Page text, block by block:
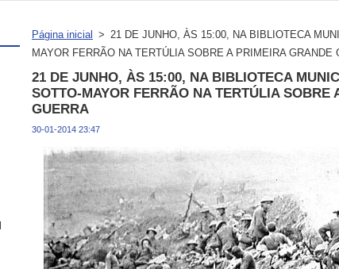
Página inicial > 21 DE JUNHO, ÀS 15:00, NA BIBLIOTECA
MAYOR FERRÃO NA TERTÚLIA SOBRE A PRIMEIRA GRANDE
21 DE JUNHO, ÀS 15:00, NA BIBLIOTECA
SOTTO-MAYOR FERRÃO NA TERTÚLIA SOBRE
GUERRA
30-01-2014 23:47